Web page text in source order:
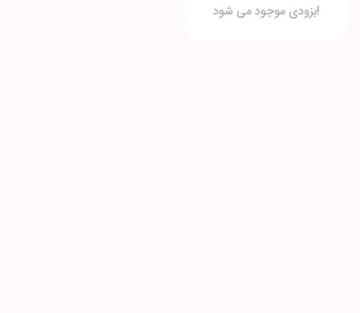
بزودی موجود می شود!